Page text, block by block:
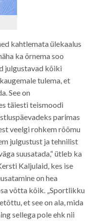
kahtlemata ülekaalus
ka õrnema soo
julgustavad kõiki
tulema, et
See on
täiesti teismoodi
parimas
veelgi rohkem rõõmu
julgustust ja tehnilist
suusatada,“ ütleb ka
Kaljulaid, kes ise
on hea
võtta kõik. „Sportlikku
et see on ala, mida
sellega pole ehk nii